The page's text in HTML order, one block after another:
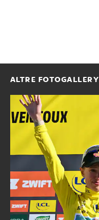
ALTRE FOTOGALLERY